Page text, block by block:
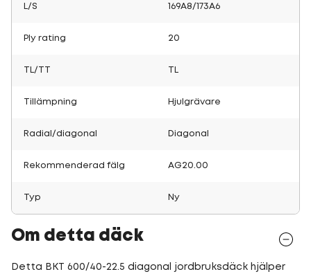
L/S 169A8/173A6
Ply rating 20
TL/TT
Tillämpning Hjulgrävare
Radial/diagonal Diagonal
Rekommenderad fälg AG20.00
Typ Ny
Om detta däck
Detta BKT 600/40-22.5 diagonal jordbruksdäck hjälper